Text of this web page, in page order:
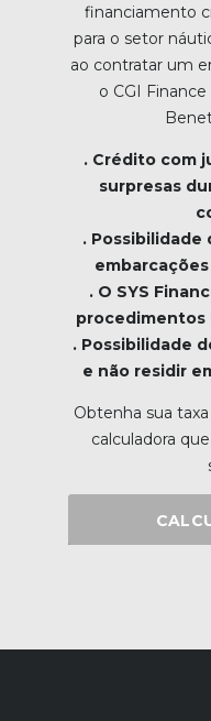
financiamento
para o setor
ao contratar um
o CGI
. Crédito com
surpresas
.
embarcações
. O SYS
. Possibilidade
e não residir
Obtenha sua
calculadora